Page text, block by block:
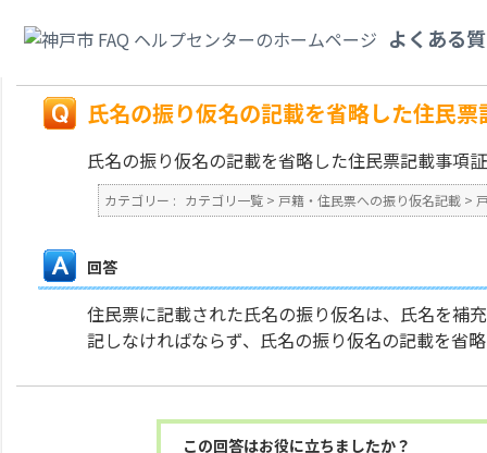
よくある
省略した住民票記載事項証明書がほしい。
氏名の振り仮名の記載を省略した住民
氏名の振り仮名の記載を省略した住民票記載事項
カテゴリー : カテゴリ一覧 > 戸籍・住民票への振り仮名記載 >
回答
住民票に記載された氏名の振り仮名は、氏名を補
記しなければならず、氏名の振り仮名の記載を省
この回答はお役に立ちましたか？